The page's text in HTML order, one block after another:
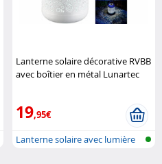
Lanterne solaire décorative RVBB
avec boîtier en métal Lunartec
19,95€
Lanterne solaire avec lumière